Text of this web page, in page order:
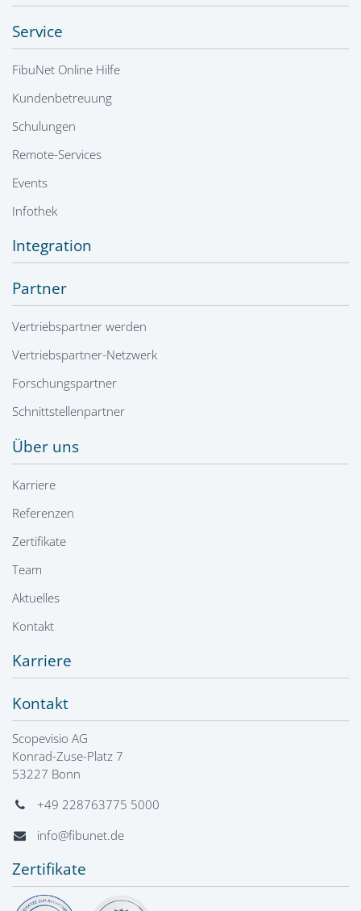
Service
FibuNet Online Hilfe
Kundenbetreuung
Schulungen
Remote-Services
Events
Infothek
Integration
Partner
Vertriebspartner werden
Vertriebspartner-Netzwerk
Forschungspartner
Schnittstellenpartner
Über uns
Karriere
Referenzen
Zertifikate
Team
Aktuelles
Kontakt
Karriere
Kontakt
Scopevisio AG
Konrad-Zuse-Platz 7
53227 Bonn
+49 228763775 5000
info@fibunet.de
Zertifikate